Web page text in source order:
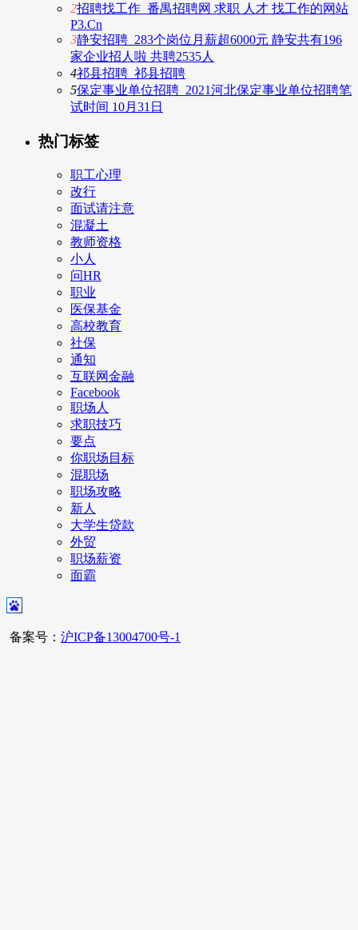
2招聘找工作_番禺招聘网 求职 人才 找工作的网站
P3.Cn
3静安招聘_283个岗位月薪超6000元 静安共有196
家企业招人啦 共聘2535人
4祁县招聘_祁县招聘
5保定事业单位招聘_2021河北保定事业单位招聘笔
试时间 10月31日
热门标签
职工心理
改行
面试请注意
混凝土
教师资格
小人
问HR
职业
医保基金
高校教育
社保
通知
互联网金融
Facebook
职场人
求职技巧
要点
你职场目标
混职场
职场攻略
新人
大学生贷款
外贸
职场薪资
面霸
备案号： 沪ICP备13004700号-1